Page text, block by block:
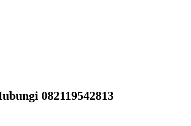
082119542813